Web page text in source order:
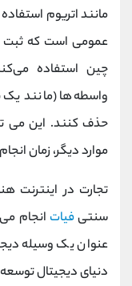
مانند اتریوم
عمومی است که ثبت
چین استفاده
واسطه‌ها (مانند یک
حذف کنند. این می
موارد دیگر، زمان
تجارت در اینترنت
سنتیفیات انجام
عنوان یک وسیله
دنیای دیجیتال